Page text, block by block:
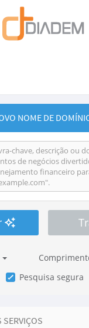
NOME DE
Pesquisa segura